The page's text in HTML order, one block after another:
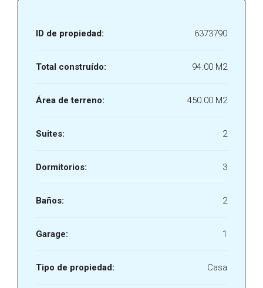
ID de propiedad: 6373790
Total construído: 94.00 M2
Área de terreno: 450.00 M2
Suites: 2
Dormitorios: 3
Baños: 2
Garage: 1
Tipo de propiedad: Casa